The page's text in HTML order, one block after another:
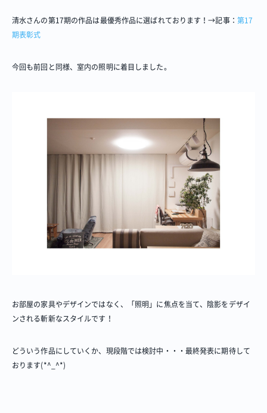
清水さんの第17期の作品は最優秀作品に選ばれております！→記事： 第17
期表彰式
今回も前回と同様、室内の照明に着目しました。
お部屋の家具やデザインではなく、「照明」に焦点を当て、陰影をデザイ
ンされる斬新なスタイルです！
どういう作品にしていくか、現段階では検討中・・・最終発表に期待して
おります(*^_^*)